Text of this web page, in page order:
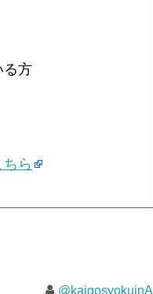
る方
ら
@kaigosyokuinA